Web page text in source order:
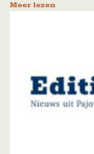
Meer lezen